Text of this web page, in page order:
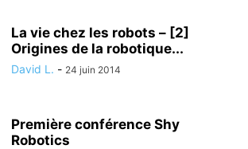
La vie chez les robots – [2]
Origines de la robotique...
David L. - 24 juin 2014
Première conférence Shy
Robotics